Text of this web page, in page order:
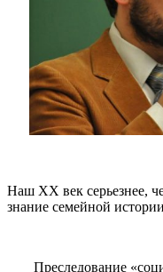
Наш XX век серьезнее,
знание семейной
Преследование